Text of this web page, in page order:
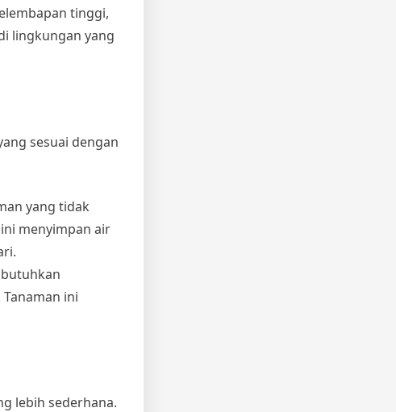
tinggi,
lingkungan yang
sesuai dengan
yang tidak
menyimpan air
Tanaman ini
lebih sederhana.